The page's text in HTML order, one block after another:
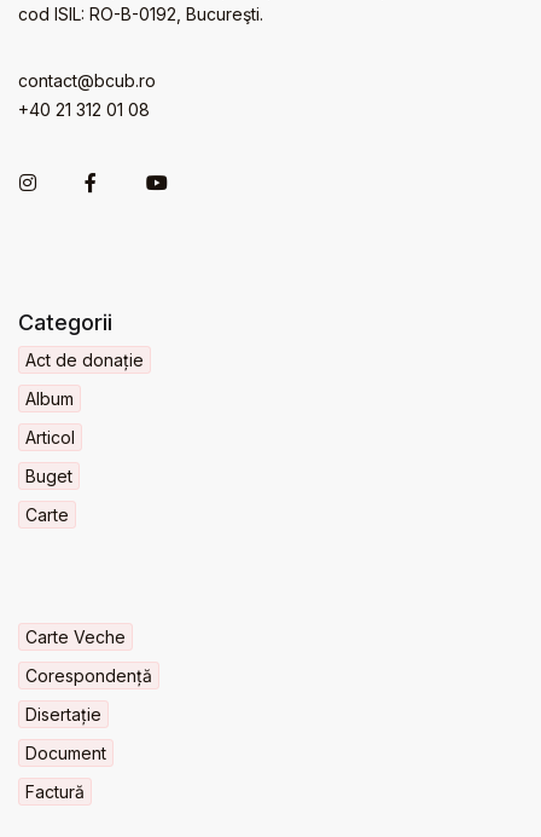
cod ISIL: RO-B-0192, Bucureşti.
contact@bcub.ro
+40 21 312 01 08
Categorii
Act de donație
Album
Articol
Buget
Carte
Carte Veche
Corespondență
Disertație
Document
Factură